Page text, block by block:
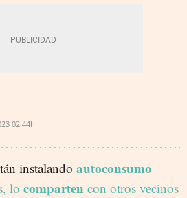
02:44h
instalando autoconsumo
lo comparten con otros vecinos